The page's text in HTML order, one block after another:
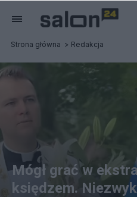
Strona główna Redakcja
Mógł grać w
księdzem.